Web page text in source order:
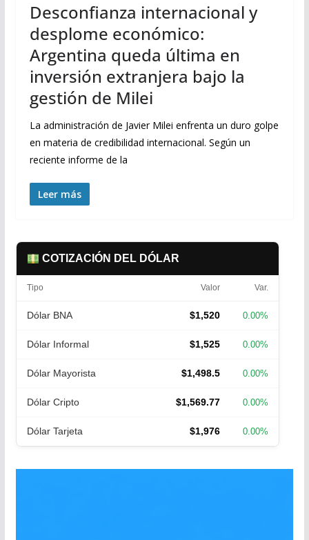
Desconfianza internacional y
desplome económico:
Argentina queda última en
inversión extranjera bajo la
gestión de Milei
La administración de Javier Milei enfrenta un duro golpe
en materia de credibilidad internacional. Según un
reciente informe de la
Leer más
COTIZACIÓN DEL DÓLAR
Tipo Valor Var.
Dólar BNA $1,520 0.00%
Dólar Informal $1,525 0.00%
Dólar Mayorista $1,498.5 0.00%
Dólar Cripto $1,569.77 0.00%
Dólar Tarjeta $1,976 0.00%